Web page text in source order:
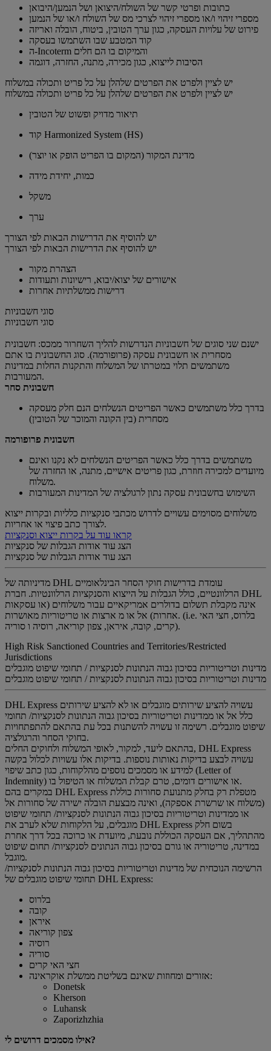
כתובות ופרטי קשר של השולח/היצואן ושל הנמען/היבואן
מספרי זיהוי ו/או מספרי זיהוי לצרכי מס של השולח ו/או של הנמען
פירוט של עלויות העסקה, כגון ערך הטובין, ביטוח, הובלה ואריזה
קוד המטבע שבו השתמשו בעסקה
ה-Incoterm והמיקום בו הם חלים
הסיבות לייצוא, כגון מכירה, מתנה, החזרה, דוגמה
יש לציין ולפרט את הפרטים שלהלן על כל פריט ותכולה במשלוח
יש לציין ולפרט את הפרטים שלהלן על כל פריט ותכולה במשלוח
תיאור מדויק ופשוט של הטובין
קוד Harmonized System (HS)
מדינת המקור (המקום בו הפריט הופק או יוצר)
כמות, יחידת מידה
משקל
ערך
יש להוסיף את הדרישות הבאות לפי הצורך
יש להוסיף את הדרישות הבאות לפי הצורך
הצהרת מקור
אישורים של יצוא/יבוא, רישיונות ותעודות
דרישות ממשלתיות אחרות
סוגי חשבוניות
סוגי חשבוניות
ישנם שני סוגים של חשבוניות הנדרשות להליך השחרור ממכס: חשבונית
מסחרית או חשבונית עסקה (פרופורמה). סוג החשבונית בו אתם
משתמשים תלוי במטרתו של המשלוח והתקנות החלות במדינות
המעורבות.
חשבונית סחר
בדרך כלל משתמשים כאשר הפריטים הנשלחים הנם חלק מעסקה
מסחרית (בין הקונה והמוכר של הטובין)
חשבונית פרופורמה
משתמשים בדרך כלל כאשר הפריטים הנשלחים לא נקנו ואינם
מיועדים למכירה חוזרת, כגון פריטים אישיים, מתנה, או החזרה של
משלוח.
השימוש בחשבונית עסקה נתון לרגולציה של המדינות המעורבות
משלוחים מסוימים עשויים לדרוש מכתבי סנקציות כלליות ובקרות ייצוא
לצורך כתב פיצוי או אחריות.
קראו עוד על בקרות ייצוא וסנקציות
הצג עוד אודות הגבלות של סנקציות
הצג עוד אודות הגבלות של סנקציות
מדיניותה של DHL עומדת בדרישות חוקי הסחר הבינלאומיים
הרלוונטיים, כולל הגבלות על הייצוא והסנקציות הרלוונטיות. חברת DHL
אינה מקבלת תשלום בדולרים אמריקאיים עבור משלוחים (או עסקאות
אחרות) אל או מ ארצות או טריטוריות מאושרות. (i.e. בלרוס, חצי האי
קרים, קובה, איראן, צפון קוריאה, רוסיה ו סוריה).
High Risk Sanctioned Countries and Territories/Restricted
Jurisdictions
מדינות וטריטוריות בסיכון גבוה הנתונות לסנקציות / תחומי שיפוט מוגבלים
מדינות וטריטוריות בסיכון גבוה הנתונות לסנקציות / תחומי שיפוט מוגבלים
DHL Express עשויה להציע שירותים מוגבלים או לא להציע שירותים
כלל אל או ממדינות וטריטוריות בסיכון גבוה הנתונות לסנקציות/ תחומי
שיפוט מוגבלים. רשימה זו עשויה להשתנות בכל עת בהתאם להתפתחויות
בחוקי הסחר והרגולציה.
בהתאם ליעד, למקור, לאופי המשלוח ולחוקים החלים, DHL Express
עשויה לבצע בדיקות נאותות נוספות. בדיקות אלו עשויות לכלול בקשה
למידע או מסמכים נוספים מהלקוחות, כגון כתב שיפוי (Letter of
Indemnity) או אישורים דומים, טרם קבלת המשלוח או הטיפול בו.
במקרים בהם DHL Express מטפלת רק בחלק מתנועת סחורות כוללת
(משלוח או שרשרת אספקה), ואינה מבצעת הובלה ישירה של סחורות אל
או ממדינות וטריטוריות בסיכון גבוה הנתונות לסנקציות/ תחומי שיפוט
מוגבלים, על הלקוחות שלא לערב את DHL Express בשום חלק
מהתהליך, אם העסקה הכוללת נובעת, מיועדת או כרוכה בכל דרך אחרת
במדינה, טריטוריה או גורם בסיכון גבוה הנתונים לסנקציות/ תחום שיפוט
מוגבל.
הרשימה הנוכחית של מדינות וטריטוריות בסיכון גבוה הנתונות לסנקציות/
תחומי שיפוט מוגבלים של DHL Express:
בלרוס
קובה
איראן
צפון קוריאה
רוסיה
סוריה
חצי האי קרים
אזורים ומחוזות שאינם בשליטת ממשלת אוקראינה:
Donetsk
Kherson
Luhansk
Zaporizhzhia
אילו מסמכים דרושים לי?